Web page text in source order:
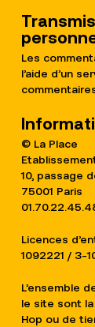
Les
l’aide d’un
© La Place
10, passage
75001 Paris
Licences
1092221 / 3-
L’ensemble
le site sont
Hop ou de